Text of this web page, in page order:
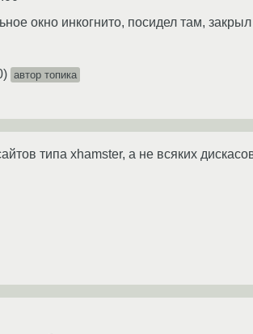
окно инкогнито, посидел там,
) автор топика
типа xhamster, а не всяких